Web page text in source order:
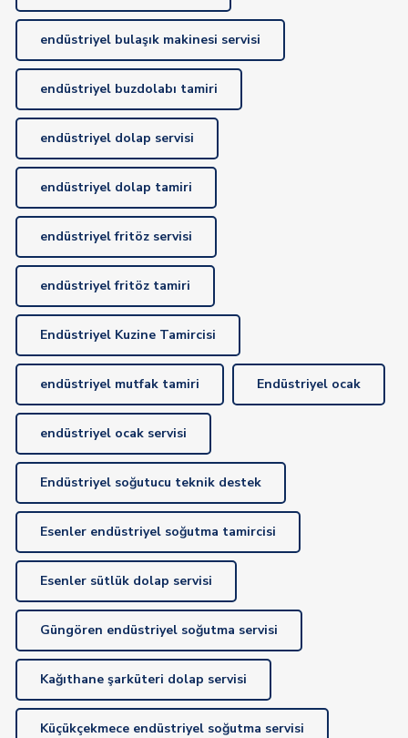
endüstriyel bulaşık makinesi servisi
endüstriyel buzdolabı tamiri
endüstriyel dolap servisi
endüstriyel dolap tamiri
endüstriyel fritöz servisi
endüstriyel fritöz tamiri
Endüstriyel Kuzine Tamircisi
endüstriyel mutfak tamiri Endüstriyel ocak
endüstriyel ocak servisi
Endüstriyel soğutucu teknik destek
Esenler endüstriyel soğutma tamircisi
Esenler sütlük dolap servisi
Güngören endüstriyel soğutma servisi
Kağıthane şarküteri dolap servisi
Küçükçekmece endüstriyel soğutma servisi